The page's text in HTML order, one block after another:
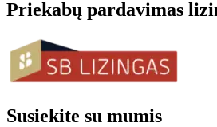
Priekabų pardavimas
Susiekite su mumis